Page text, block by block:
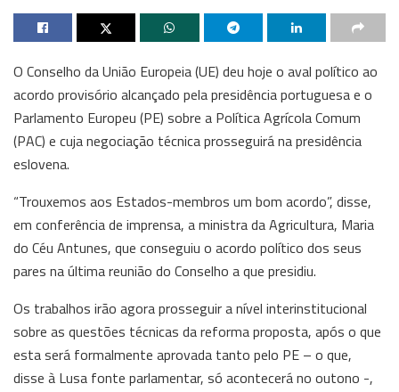
O Conselho da União Europeia (UE) deu hoje o aval político ao
acordo provisório alcançado pela presidência portuguesa e o
Parlamento Europeu (PE) sobre a Política Agrícola Comum
(PAC) e cuja negociação técnica prosseguirá na presidência
eslovena.
“Trouxemos aos Estados-membros um bom acordo”, disse,
em conferência de imprensa, a ministra da Agricultura, Maria
do Céu Antunes, que conseguiu o acordo político dos seus
pares na última reunião do Conselho a que presidiu.
Os trabalhos irão agora prosseguir a nível interinstitucional
sobre as questões técnicas da reforma proposta, após o que
esta será formalmente aprovada tanto pelo PE – o que,
disse à Lusa fonte parlamentar, só acontecerá no outono -,